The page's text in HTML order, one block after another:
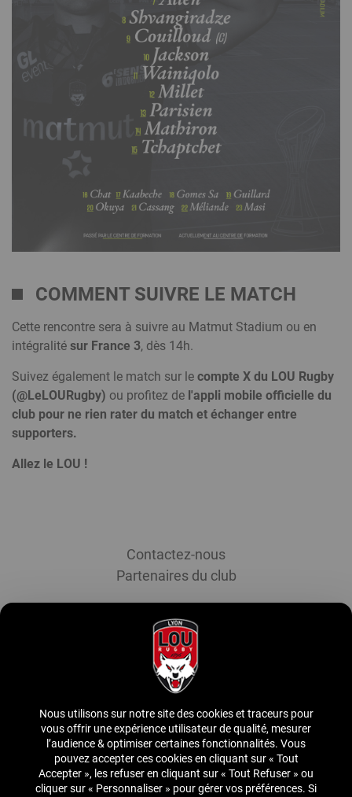
COMMENT SUIVRE LE MATCH
Cette rencontre sera à suivre au Matmut Stadium ou en
intégralité sur France 3, dès 14h.
Suivez également le match sur le compte X du LOU Rugby
(@LeLOURugby) ou profitez de l'appli mobile officielle du
club pour ne rien rater du match et échanger entre
supporters.
Allez le LOU !
Menu
Footer
Contactez-nous
Partenaires du club
S'abonner à la newsletter
Suivez-nous
Menu
© 2022 LOU Rugby
Nous utilisons sur notre site des cookies et traceurs pour
vous offrir une expérience utilisateur de qualité, mesurer
l’audience & optimiser certaines fonctionnalités. Vous
pouvez accepter ces cookies en cliquant sur « Tout
Accepter », les refuser en cliquant sur « Tout Refuser » ou
cliquer sur « Personnaliser » pour gérer vos préférences. Si